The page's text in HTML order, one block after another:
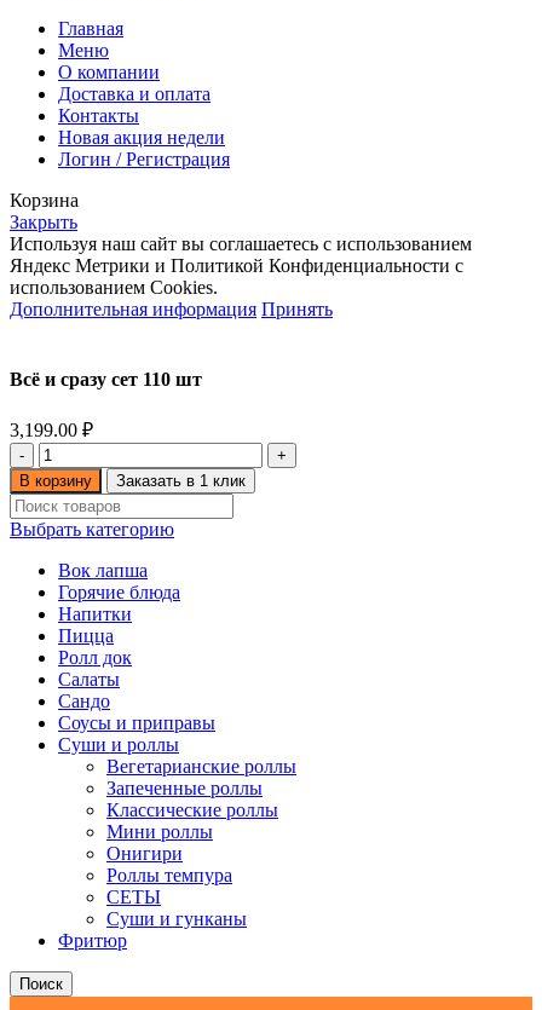
Главная
Меню
О компании
Доставка и оплата
Контакты
Новая акция недели
Логин / Регистрация
Корзина
Закрыть
Используя наш сайт вы соглашаетесь с использованием
Яндекс Метрики и Политикой Конфиденциальности с
использованием Cookies.
Дополнительная информация Принять
Всё и сразу сет 110 шт
3,199.00 ₽
Количество
товара
Всё
и
сразу
сет
110
шт
В корзину Заказать в 1 клик
Выбрать категорию
Вок лапша
Горячие блюда
Напитки
Пицца
Ролл док
Салаты
Сандо
Соусы и приправы
Суши и роллы
Вегетарианские роллы
Запеченные роллы
Классические роллы
Мини роллы
Онигири
Роллы темпура
СЕТЫ
Суши и гунканы
Фритюр
Поиск